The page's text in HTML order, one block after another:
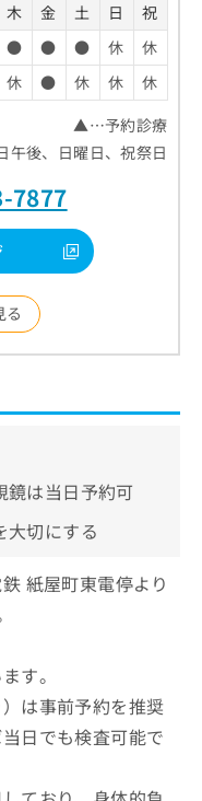
木 金 土 日
祝
● ● ● 休
休
休 ● 休 休
休
▲…予約診療
午後、日曜日、祝祭日
7877
る
鏡は当日予約可
大切にする
紙屋町東電停より
す。
は事前予約を推奨
日でも検査可能で